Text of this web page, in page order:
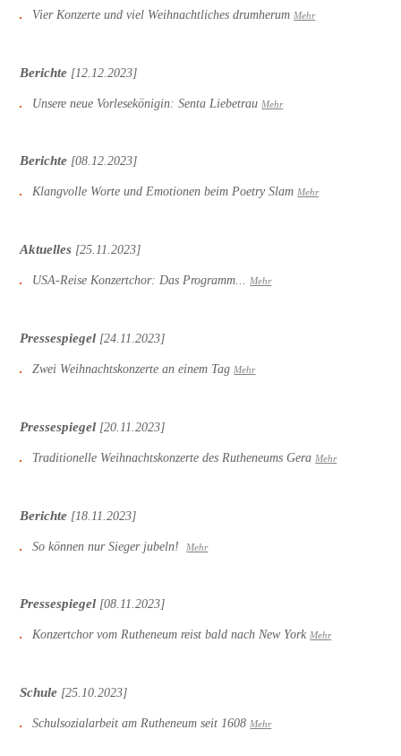
Vier Konzerte und viel Weihnachtliches drumherum Mehr
Berichte [12.12.2023]
Unsere neue Vorlesekönigin: Senta Liebetrau Mehr
Berichte [08.12.2023]
Klangvolle Worte und Emotionen beim Poetry Slam Mehr
Aktuelles [25.11.2023]
USA-Reise Konzertchor: Das Programm... Mehr
Pressespiegel [24.11.2023]
Zwei Weihnachtskonzerte an einem Tag Mehr
Pressespiegel [20.11.2023]
Traditionelle Weihnachtskonzerte des Rutheneums Gera Mehr
Berichte [18.11.2023]
So können nur Sieger jubeln! Mehr
Pressespiegel [08.11.2023]
Konzertchor vom Rutheneum reist bald nach New York Mehr
Schule [25.10.2023]
Schulsozialarbeit am Rutheneum seit 1608 Mehr